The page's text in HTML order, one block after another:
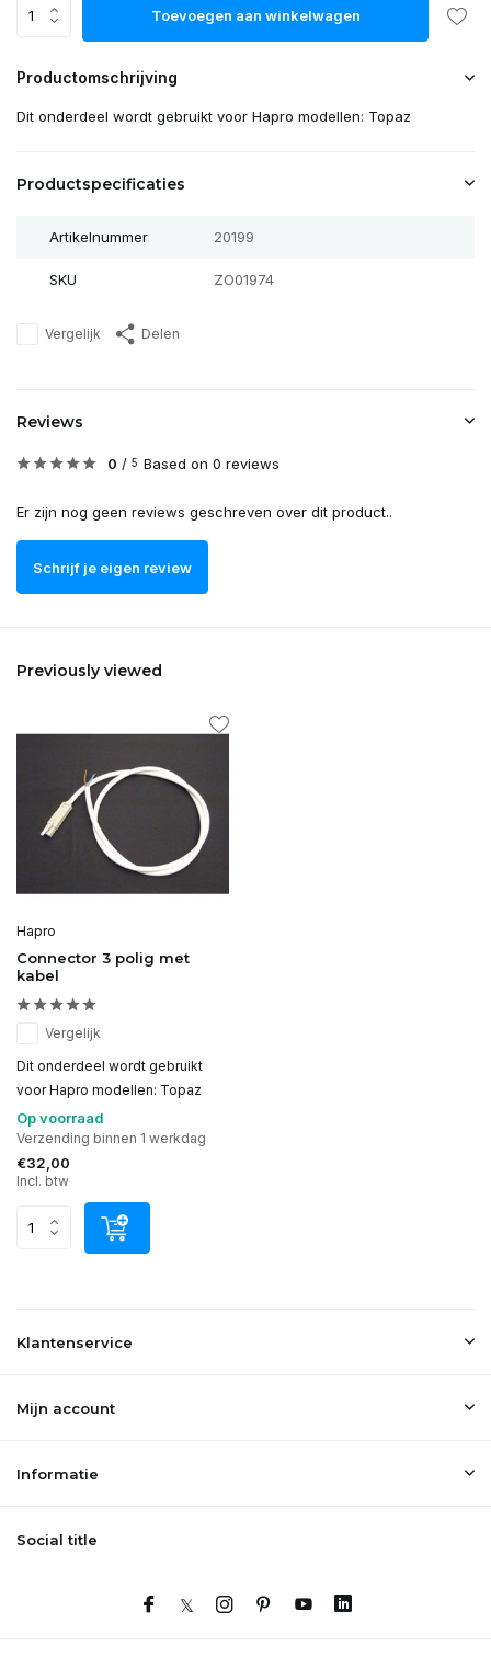
Toevoegen aan winkelwagen
Productomschrijving
Dit onderdeel wordt gebruikt voor Hapro modellen: Topaz
Productspecificaties
Artikelnummer 20199
SKU ZO01974
Vergelijk Delen
Reviews
0 / 5 Based on 0 reviews
Er zijn nog geen reviews geschreven over dit product..
Schrijf je eigen review
Previously viewed
Hapro
Connector 3 polig met
kabel
Vergelijk
Dit onderdeel wordt gebruikt
voor Hapro modellen: Topaz
Op voorraad
Verzending binnen 1 werkdag
€32,00
Incl. btw
Klantenservice
Mijn account
Informatie
Social title